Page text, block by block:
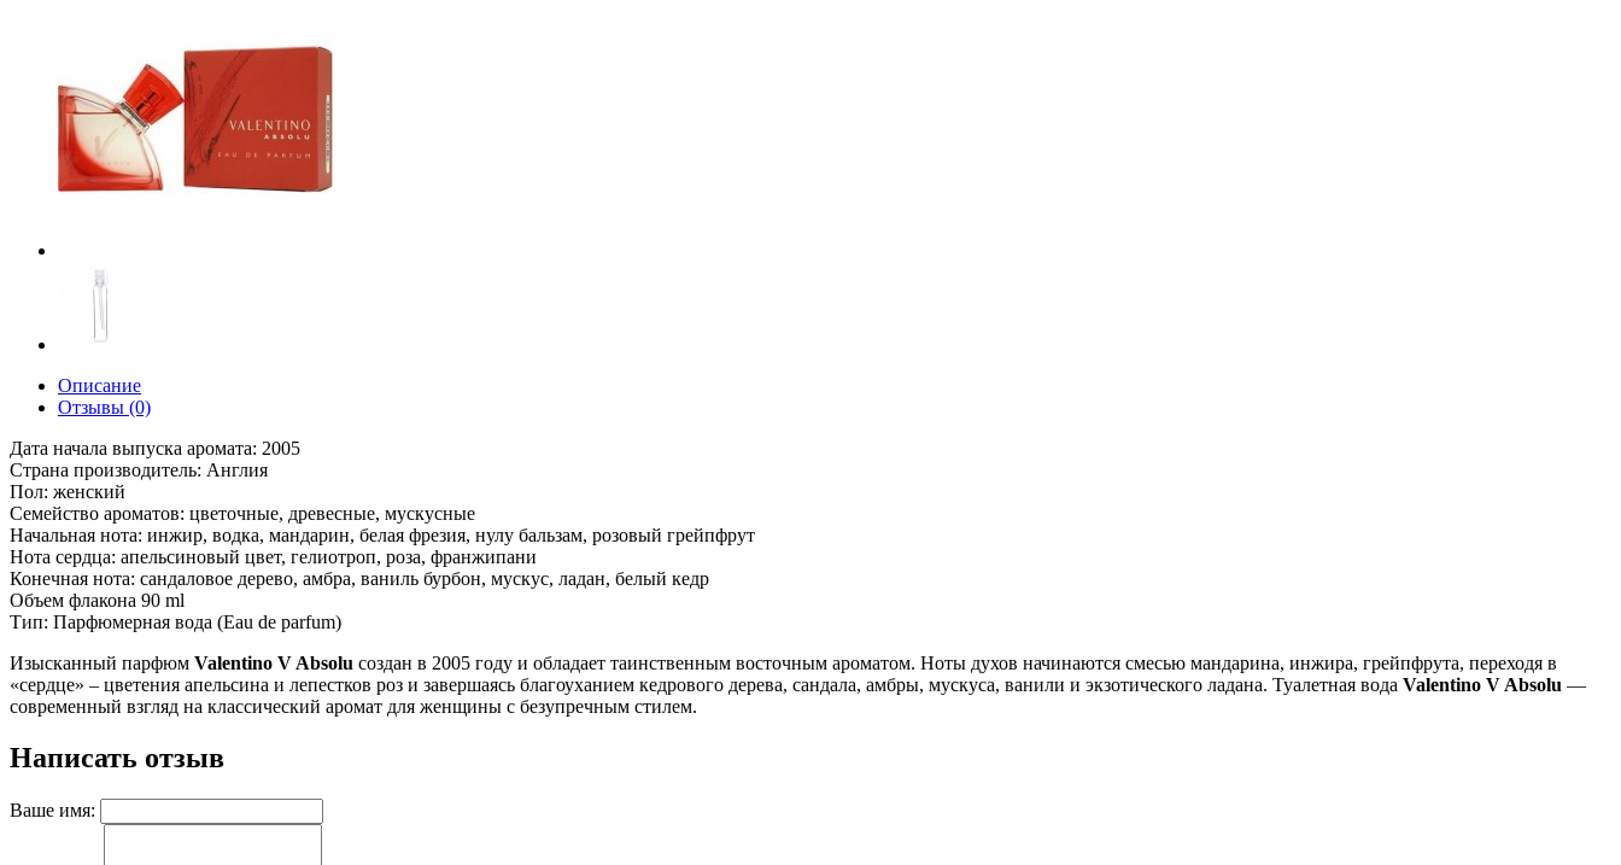
Описание
Отзывы (0)
Дата начала выпуска аромата: 2005
Страна производитель: Англия
Пол: женский
Семейство ароматов: цветочные, древесные, мускусные
Начальная нота: инжир, водка, мандарин, белая фрезия, нулу бальзам, розовый грейпфрут
Нота сердца: апельсиновый цвет, гелиотроп, роза, франжипани
Конечная нота: сандаловое дерево, амбра, ваниль бурбон, мускус, ладан, белый кедр
Объем флакона 90 ml
Тип: Парфюмерная вода (Eau de parfum)
Изысканный парфюм Valentino V Absolu создан в 2005 году и обладает таинственным восточным ароматом. Ноты духов начинаются смесью мандарина, инжира, грейпфрута, переходя в
«сердце» – цветения апельсина и лепестков роз и завершаясь благоуханием кедрового дерева, сандала, амбры, мускуса, ванили и экзотического ладана. Туалетная вода Valentino V Absolu —
современный взгляд на классический аромат для женщины с безупречным стилем.
Написать отзыв
Ваше имя: